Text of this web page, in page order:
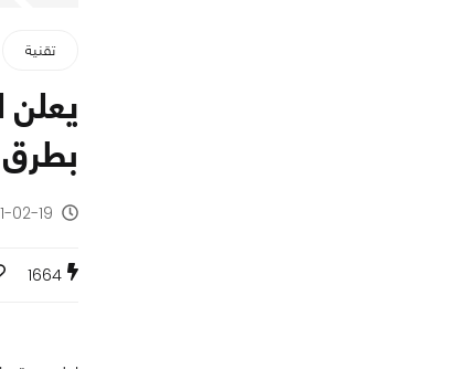
تقنية
2011-02-19 -
1664